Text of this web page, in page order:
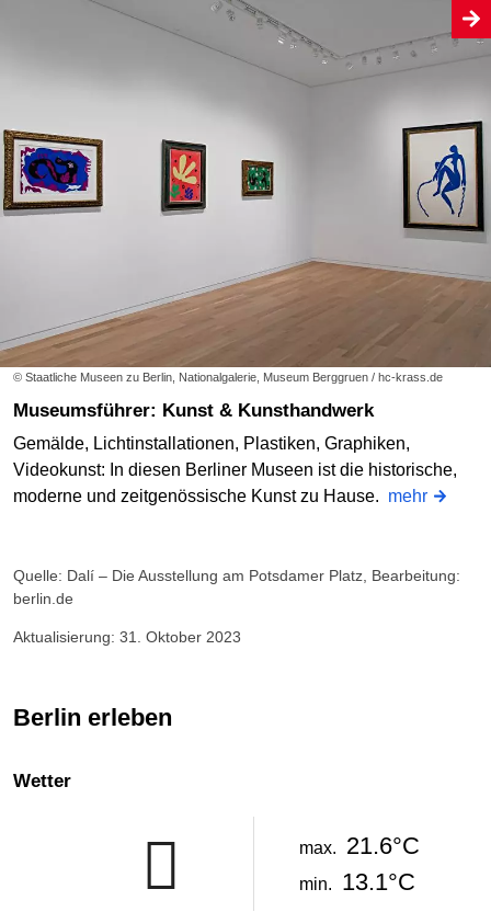
© Staatliche Museen zu Berlin, Nationalgalerie, Museum Berggruen / hc-krass.de
Museumsführer: Kunst & Kunsthandwerk
Gemälde, Lichtinstallationen, Plastiken, Graphiken,
Videokunst: In diesen Berliner Museen ist die historische,
moderne und zeitgenössische Kunst zu Hause. mehr
Quelle: Dalí – Die Ausstellung am Potsdamer Platz, Bearbeitung:
berlin.de
Aktualisierung: 31. Oktober 2023
Berlin erleben
Wetter
max. 21.6°C
min. 13.1°C